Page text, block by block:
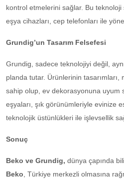
kontrol etmelerini sağlar. Bu
eşya cihazları, cep telefonları ile
Grundig’un Tasarım Felsefesi
Grundig, sadece teknolojiyi değil,
planda tutar. Ürünlerinin
sahip olup, ev dekorasyonuna uyum
eşyaları, şık görünümleriyle evinize
teknolojik üstünlükleri ile işlevsellik
Sonuç
Beko ve Grundig, dünya çapında
Beko, Türkiye merkezli olmasına